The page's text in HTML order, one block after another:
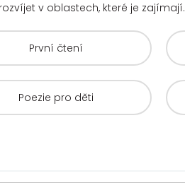
v oblastech, které je zajímají.
První čtení
Poezie pro děti